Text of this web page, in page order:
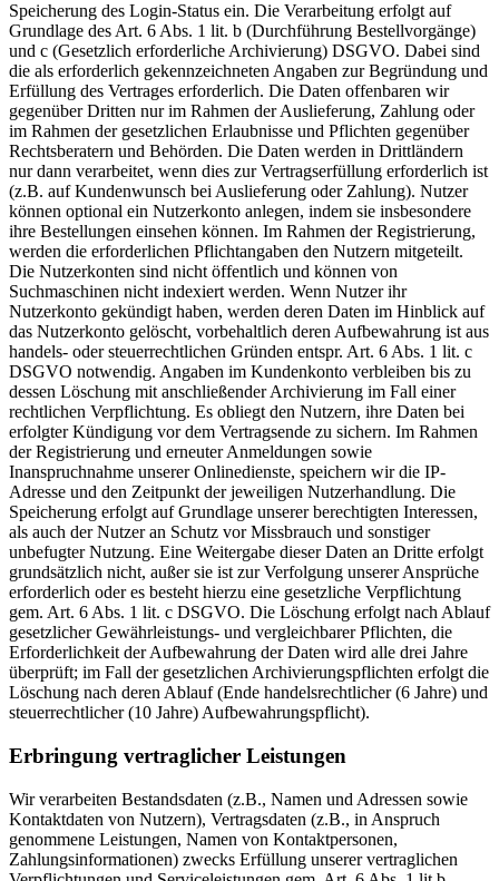
Speicherung des Login-Status ein. Die Verarbeitung erfolgt auf
Grundlage des Art. 6 Abs. 1 lit. b (Durchführung Bestellvorgänge)
und c (Gesetzlich erforderliche Archivierung) DSGVO. Dabei sind
die als erforderlich gekennzeichneten Angaben zur Begründung und
Erfüllung des Vertrages erforderlich. Die Daten offenbaren wir
gegenüber Dritten nur im Rahmen der Auslieferung, Zahlung oder
im Rahmen der gesetzlichen Erlaubnisse und Pflichten gegenüber
Rechtsberatern und Behörden. Die Daten werden in Drittländern
nur dann verarbeitet, wenn dies zur Vertragserfüllung erforderlich ist
(z.B. auf Kundenwunsch bei Auslieferung oder Zahlung). Nutzer
können optional ein Nutzerkonto anlegen, indem sie insbesondere
ihre Bestellungen einsehen können. Im Rahmen der Registrierung,
werden die erforderlichen Pflichtangaben den Nutzern mitgeteilt.
Die Nutzerkonten sind nicht öffentlich und können von
Suchmaschinen nicht indexiert werden. Wenn Nutzer ihr
Nutzerkonto gekündigt haben, werden deren Daten im Hinblick auf
das Nutzerkonto gelöscht, vorbehaltlich deren Aufbewahrung ist aus
handels- oder steuerrechtlichen Gründen entspr. Art. 6 Abs. 1 lit. c
DSGVO notwendig. Angaben im Kundenkonto verbleiben bis zu
dessen Löschung mit anschließender Archivierung im Fall einer
rechtlichen Verpflichtung. Es obliegt den Nutzern, ihre Daten bei
erfolgter Kündigung vor dem Vertragsende zu sichern. Im Rahmen
der Registrierung und erneuter Anmeldungen sowie
Inanspruchnahme unserer Onlinedienste, speichern wir die IP-
Adresse und den Zeitpunkt der jeweiligen Nutzerhandlung. Die
Speicherung erfolgt auf Grundlage unserer berechtigten Interessen,
als auch der Nutzer an Schutz vor Missbrauch und sonstiger
unbefugter Nutzung. Eine Weitergabe dieser Daten an Dritte erfolgt
grundsätzlich nicht, außer sie ist zur Verfolgung unserer Ansprüche
erforderlich oder es besteht hierzu eine gesetzliche Verpflichtung
gem. Art. 6 Abs. 1 lit. c DSGVO. Die Löschung erfolgt nach Ablauf
gesetzlicher Gewährleistungs- und vergleichbarer Pflichten, die
Erforderlichkeit der Aufbewahrung der Daten wird alle drei Jahre
überprüft; im Fall der gesetzlichen Archivierungspflichten erfolgt die
Löschung nach deren Ablauf (Ende handelsrechtlicher (6 Jahre) und
steuerrechtlicher (10 Jahre) Aufbewahrungspflicht).
Erbringung vertraglicher Leistungen
Wir verarbeiten Bestandsdaten (z.B., Namen und Adressen sowie
Kontaktdaten von Nutzern), Vertragsdaten (z.B., in Anspruch
genommene Leistungen, Namen von Kontaktpersonen,
Zahlungsinformationen) zwecks Erfüllung unserer vertraglichen